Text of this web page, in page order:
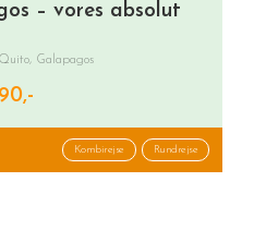
– vores absolut
Galapagos
Kombirejse Rundrejse